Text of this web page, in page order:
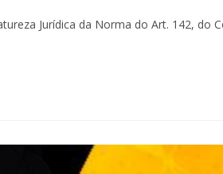
Jurídica da Norma do Art. 142,